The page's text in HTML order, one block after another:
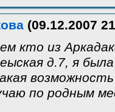
(09.12.2007
кто из
д.7, я
по родным